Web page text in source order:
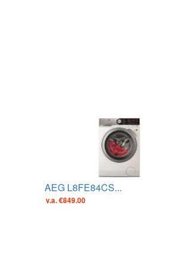
AEG L8FE84CS...
v.a. €849.00